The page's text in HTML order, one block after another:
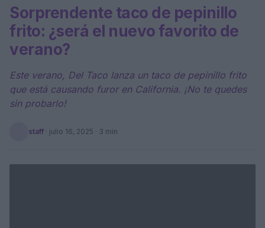
Sorprendente taco de pepinillo
frito: ¿será el nuevo favorito de
verano?
Este verano, Del Taco lanza un taco de pepinillo frito
que está causando furor en California. ¡No te quedes
sin probarlo!
staff · julio 16, 2025 · 3 min